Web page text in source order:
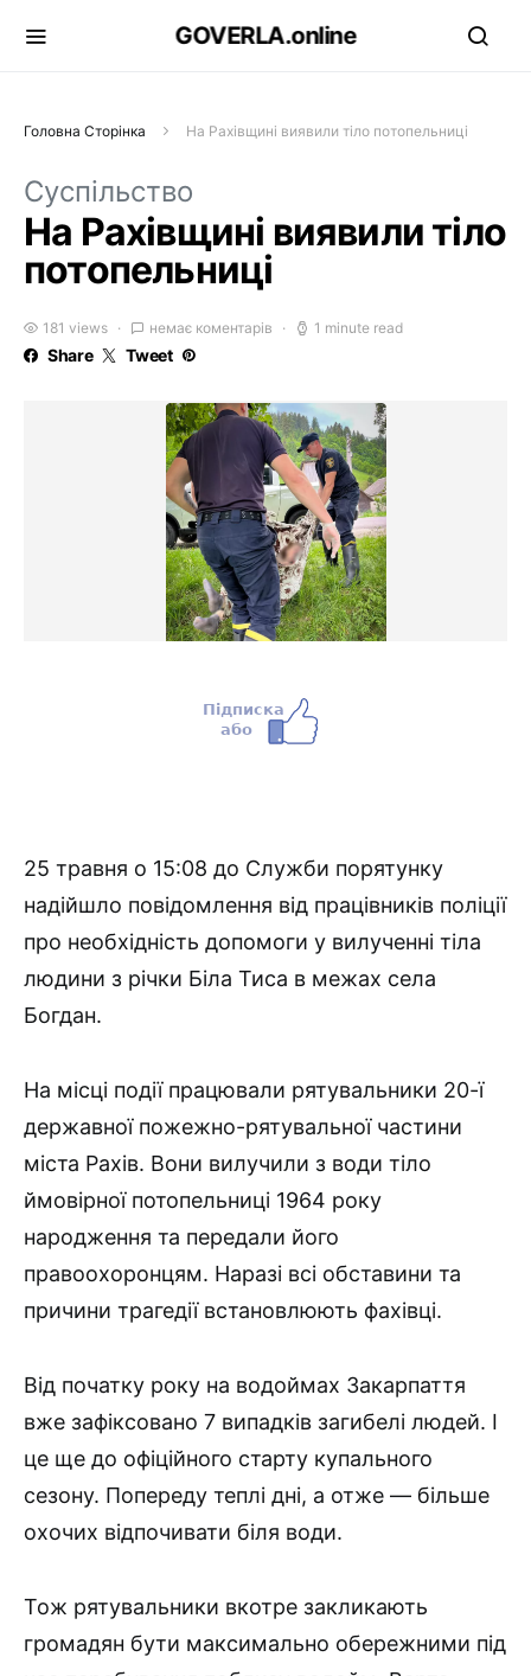
GOVERLA.online
Головна Сторінка На Рахівщині виявили тіло потопельниці
Суспільство
На Рахівщині виявили тіло
потопельниці
181 views немає коментарів 1 minute read
Share Tweet
25 травня о 15:08 до Служби порятунку
надійшло повідомлення від працівників поліції
про необхідність допомоги у вилученні тіла
людини з річки Біла Тиса в межах села
Богдан.
На місці події працювали рятувальники 20-ї
державної пожежно-рятувальної частини
міста Рахів. Вони вилучили з води тіло
ймовірної потопельниці 1964 року
народження та передали його
правоохоронцям. Наразі всі обставини та
причини трагедії встановлюють фахівці.
Від початку року на водоймах Закарпаття
вже зафіксовано 7 випадків загибелі людей. І
це ще до офіційного старту купального
сезону. Попереду теплі дні, а отже — більше
охочих відпочивати біля води.
Тож рятувальники вкотре закликають
громадян бути максимально обережними під